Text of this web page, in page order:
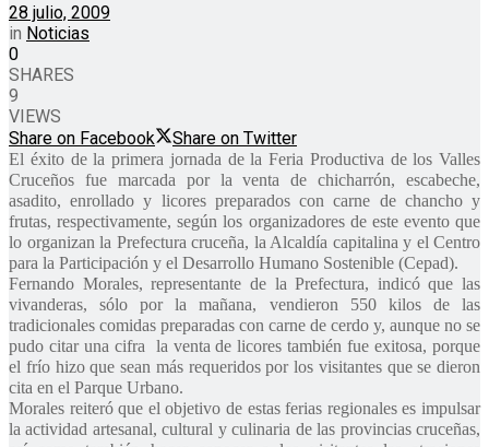
28 julio, 2009
in Noticias
0
SHARES
9
VIEWS
Share on Facebook
Share on Twitter
El éxito de la primera jornada de la Feria Productiva de los Valles
Cruceños fue marcada por la venta de chicharrón, escabeche,
asadito, enrollado y licores preparados con carne de chancho y
frutas, respectivamente, según los organizadores de este evento que
lo organizan la Prefectura cruceña, la Alcaldía capitalina y el Centro
para la Participación y el Desarrollo Humano Sostenible (Cepad).
Fernando Morales, representante de la Prefectura, indicó que las
vivanderas, sólo por la mañana, vendieron 550 kilos de las
tradicionales comidas preparadas con carne de cerdo y, aunque no se
pudo citar una cifra la venta de licores también fue exitosa, porque
el frío hizo que sean más requeridos por los visitantes que se dieron
cita en el Parque Urbano.
Morales reiteró que el objetivo de estas ferias regionales es impulsar
la actividad artesanal, cultural y culinaria de las provincias cruceñas,